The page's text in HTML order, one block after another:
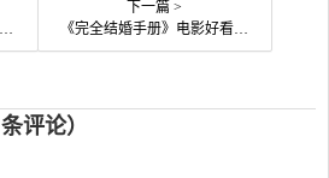
下一篇 >
《完全结婚手册》电影好看吗？完全结婚手册影评及简介
条评论）